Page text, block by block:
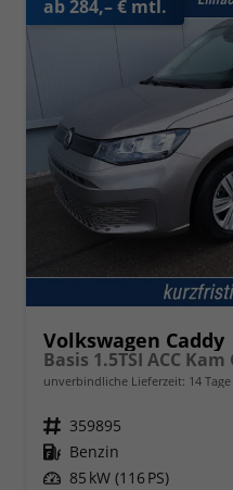
ab 284,– € mtl.
Volkswagen Caddy
Basis 1.5TSI ACC Kam
unverbindliche Lieferzeit: 14 Tage
Fahrzeugnr. 359895
Kraftstoff Benzin
Leistung 85 kW (116 PS)